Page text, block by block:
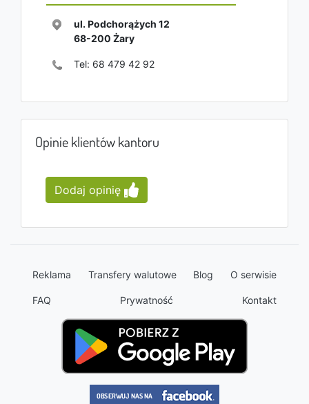
ul. Podchorążych 12
68-200 Żary
Tel: 68 479 42 92
Opinie klientów kantoru
Dodaj opinię
Reklama Transfery walutowe Blog O serwisie
FAQ Prywatność Kontakt